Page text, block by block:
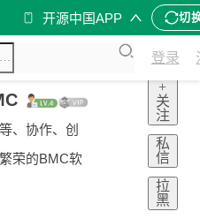
开源中国APP 切
登录
、协作、创
荣的BMC软
+
关
注
私
信
拉
黑